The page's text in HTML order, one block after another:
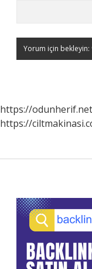
https://odunherif.net
https://